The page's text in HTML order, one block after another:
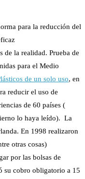
para la reducción del
de la realidad. Prueba de
para el Medio
de un solo uso, en
reducir el uso de
de 60 países (
lo haya leído). La
En 1998 realizaron
otras cosas)
por las bolsas de
su cobro obligatorio a 15